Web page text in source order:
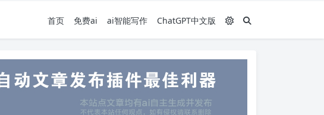
首页 免费ai ai智能写作 ChatGPT中文版